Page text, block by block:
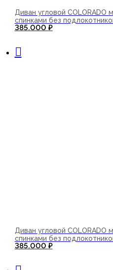
Диван угловой
спинками без
385.000 ₽
Диван угловой
спинками без
385.000 ₽